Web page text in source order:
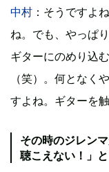
中村 ：そうですよ
ね。でも、やっぱ
ギターにのめり込
（笑）。何となく
すよね。ギターを
その時のジレン
聴こえない！」